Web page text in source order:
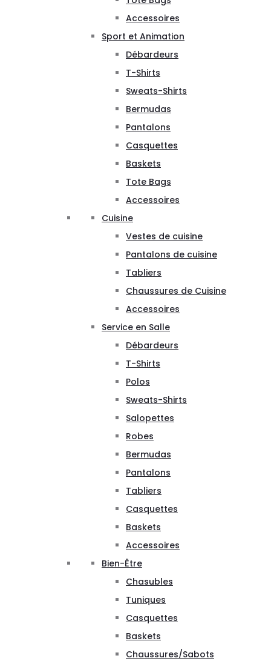
Accessoires
Sport et Animation
Débardeurs
T-Shirts
Sweats-Shirts
Bermudas
Pantalons
Casquettes
Baskets
Tote Bags
Accessoires
Cuisine
Vestes de cuisine
Pantalons de cuisine
Tabliers
Chaussures de Cuisine
Accessoires
Service en Salle
Débardeurs
T-Shirts
Polos
Sweats-Shirts
Salopettes
Robes
Bermudas
Pantalons
Tabliers
Casquettes
Baskets
Accessoires
Bien-Être
Chasubles
Tuniques
Casquettes
Baskets
Chaussures/Sabots